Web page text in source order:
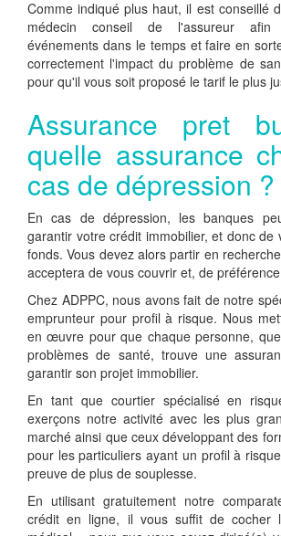
Comme indiqué plus haut, il est conseillé
médecin conseil de l'assureur afin
événements dans le temps et faire en
correctement l'impact du problème de
pour qu'il vous soit proposé le tarif le plus
Assurance pret
quelle assurance
cas de dépression ?
En cas de dépression, les banques
garantir votre crédit immobilier, et donc de
fonds. Vous devez alors partir en
acceptera de vous couvrir et, de
Chez ADPPC, nous avons fait de notre
emprunteur pour profil à risque. Nous
en œuvre pour que chaque personne,
problèmes de santé, trouve une
garantir son projet immobilier.
En tant que courtier spécialisé en
exerçons notre activité avec les plus
marché ainsi que ceux développant des
pour les particuliers ayant un profil à
preuve de plus de souplesse.
En utilisant gratuitement notre
crédit en ligne, il vous suffit de cocher